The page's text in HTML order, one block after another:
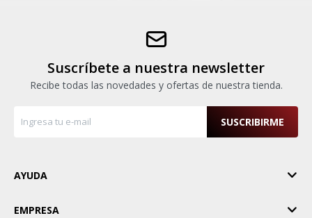
Suscríbete a nuestra newsletter
Recibe todas las novedades y ofertas de nuestra tienda.
SUSCRIBIRME
AYUDA
EMPRESA